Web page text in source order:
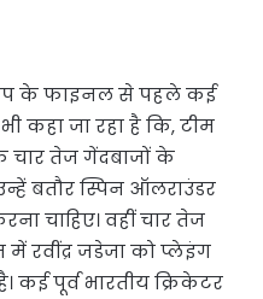
के फाइनल से पहले कई
कहा जा रहा है कि, टीम
चार तेज गेंदबाजों के
बतौर स्पिन ऑलराउंडर
चाहिए। वहीं चार तेज
रवींद्र जडेजा को प्लेइंग
कई पूर्व भारतीय क्रिकेटर